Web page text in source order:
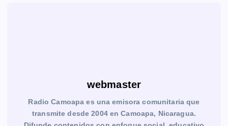
webmaster
Radio Camoapa es una emisora comunitaria que
transmite desde 2004 en Camoapa, Nicaragua.